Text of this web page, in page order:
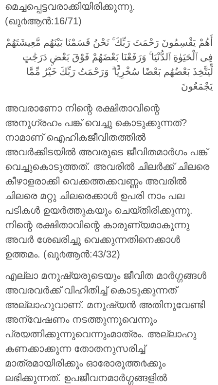
മെച്ചപ്പെട്ടവരാക്കിയിരിക്കുന്നു.
(ഖു൪ആന്‍:16/71)
أَهُمْ يَقْسِمُونَ رَحْمَتَ رَبِّكَ ۚ نَحْنُ قَسَمْنَا بَيْنَهُم مَّعِيشَتَهُمْ
فِى ٱلْحَيَوٰةِ ٱلدُّنْيَا ۚ وَرَفَعْنَا بَعْضَهُمْ فَوْقَ بَعْضٍ دَرَجَٰتٍ
لِّيَتَّخِذَ بَعْضُهُم بَعْضًا سُخْرِيًّا ۗ وَرَحْمَتُ رَبِّكَ خَيْرٌ مِّمَّا
يَجْمَعُونَ
അവരാണോ നിന്റെ രക്ഷിതാവിന്റെ
അനുഗ്രഹം പങ്ക് വെച്ചു കൊടുക്കുന്നത്‌?
നാമാണ് ഐഹികജീവിതത്തില്‍
അവര്‍ക്കിടയില്‍ അവരുടെ ജീവിതമാര്‍ഗം പങ്ക്
വെച്ചുകൊടുത്തത്‌. അവരില്‍ ചിലര്‍ക്ക് ചിലരെ
കീഴാളരാക്കി വെക്കത്തക്കവണ്ണം അവരില്‍
ചിലരെ മറ്റു ചിലരെക്കാള്‍ ഉപരി നാം പല
പടികള്‍ ഉയര്‍ത്തുകയും ചെയ്തിരിക്കുന്നു.
നിന്റെ രക്ഷിതാവിന്റെ കാരുണ്യമാകുന്നു
അവര്‍ ശേഖരിച്ചു വെക്കുന്നതിനെക്കാള്‍
ഉത്തമം. (ഖു൪ആന്‍:43/32)
എല്ലാ മനുഷ്യരുടെയും ജീവിത മാര്‍ഗ്ഗങ്ങള്‍
അവരവര്‍ക്ക് വിഹിതിച്ച് കൊടുക്കുന്നത്
അല്ലാഹുവാണ്. മനുഷ്യന്‍ അതിനുവേണ്ടി
അന്വേഷണം നടത്തുന്നുവെന്നും
പ്രയത്നിക്കുന്നുവെന്നുംമാത്രം. അല്ലാഹു
കണക്കാക്കുന്ന തോതനുസരിച്ച്
മാത്രമായിരിക്കും ഓരോരുത്ത൪ക്കും
ലഭിക്കുന്നത്. ഉപജീവനമാര്‍ഗ്ഗങ്ങളില്‍